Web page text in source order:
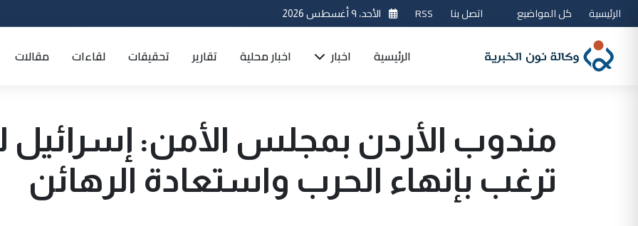
الرئيسية كل المواضيع اتصل بنا RSS الأحد، ٩ أغسطس 2026
الرئيسية اخبار اخبار محلية تقارير تحقيقات لقاءات مقالات
مندوب الأردن بمجلس الأمن: إسرائيل
ترغب بإنهاء الحرب واستعادة الرهائن